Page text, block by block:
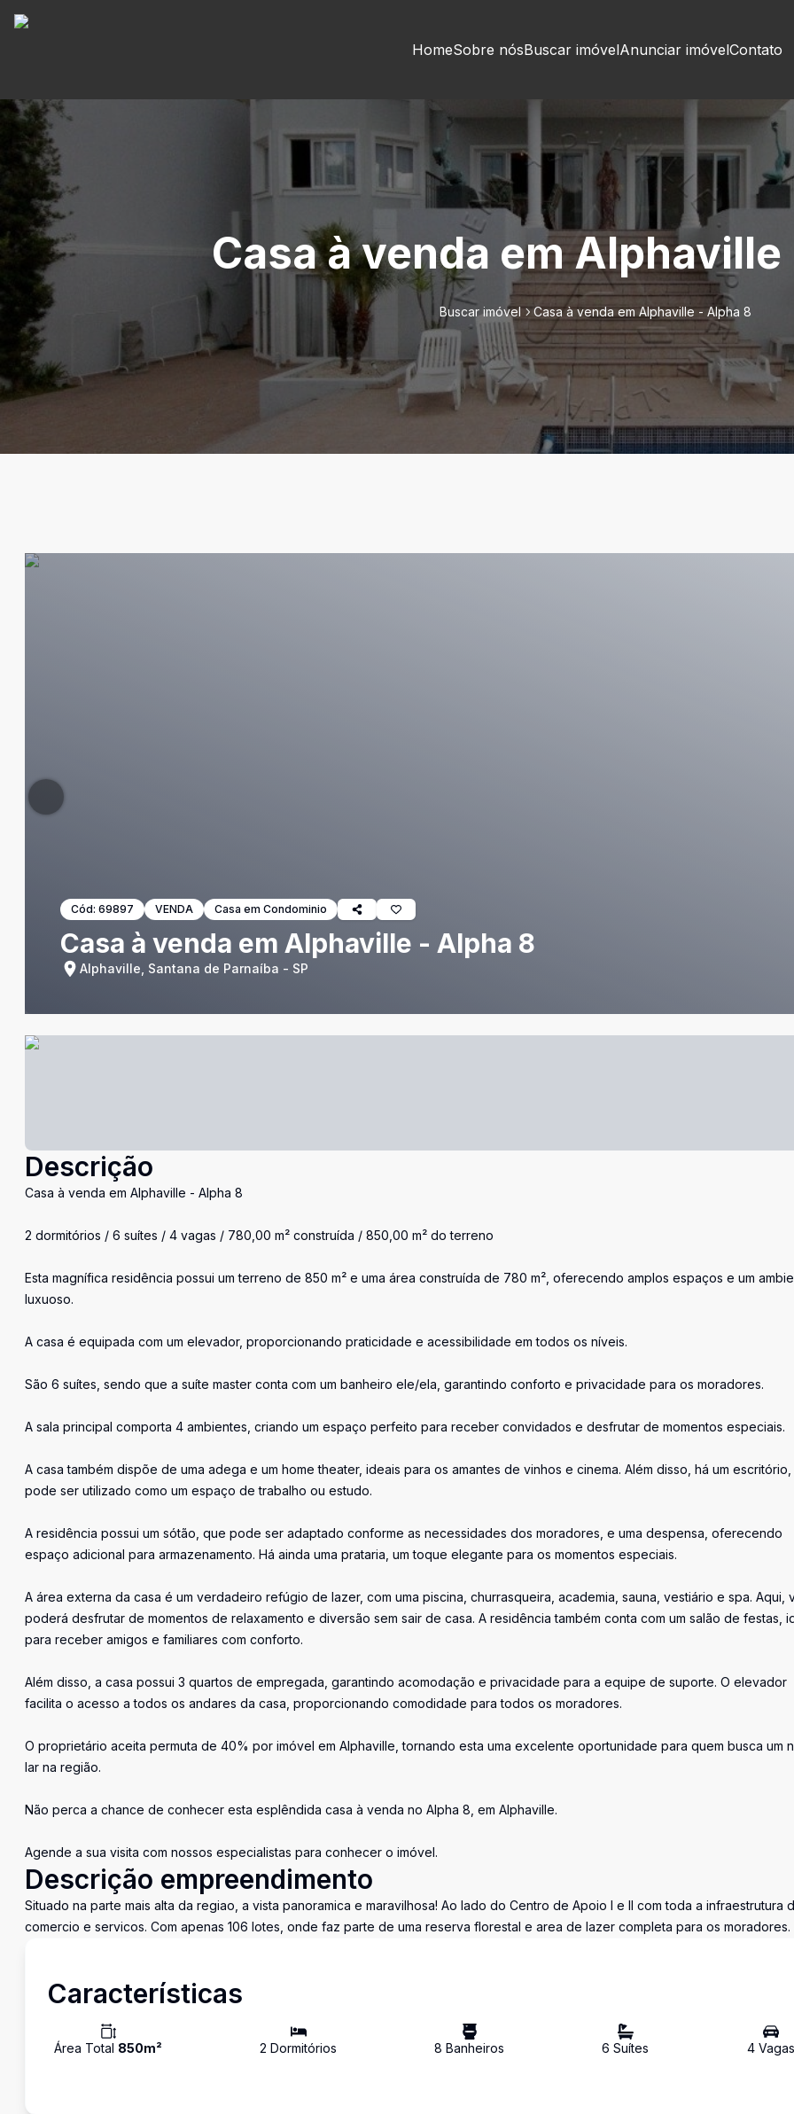
HomeSobre nósBuscar imóvelAnunciar imóvelContato
Casa à venda em
Buscar imóvel Casa à venda em Alphaville - Alpha 8
Cód: 69897 VENDA Casa em Condominio
Casa à venda em Alphaville - Alpha 8
Alphaville, Santana de Parnaíba - SP
Descrição
Casa à venda em Alphaville - Alpha 8
2 dormitórios / 6 suítes / 4 vagas / 780,00 m² construída / 850,00 m² do terreno
Esta magnífica residência possui um terreno de 850 m² e uma área construída de 780 m², oferecendo amplos espaços e um
luxuoso.
A casa é equipada com um elevador, proporcionando praticidade e acessibilidade em todos os níveis.
São 6 suítes, sendo que a suíte master conta com um banheiro ele/ela, garantindo conforto e privacidade para os moradores.
A sala principal comporta 4 ambientes, criando um espaço perfeito para receber convidados e desfrutar de momentos especiais.
A casa também dispõe de uma adega e um home theater, ideais para os amantes de vinhos e cinema. Além disso, há um
pode ser utilizado como um espaço de trabalho ou estudo.
A residência possui um sótão, que pode ser adaptado conforme as necessidades dos moradores, e uma despensa, oferecendo
espaço adicional para armazenamento. Há ainda uma prataria, um toque elegante para os momentos especiais.
A área externa da casa é um verdadeiro refúgio de lazer, com uma piscina, churrasqueira, academia, sauna, vestiário e spa. Aqui,
poderá desfrutar de momentos de relaxamento e diversão sem sair de casa. A residência também conta com um salão de festas,
para receber amigos e familiares com conforto.
Além disso, a casa possui 3 quartos de empregada, garantindo acomodação e privacidade para a equipe de suporte. O elevador
facilita o acesso a todos os andares da casa, proporcionando comodidade para todos os moradores.
O proprietário aceita permuta de 40% por imóvel em Alphaville, tornando esta uma excelente oportunidade para quem busca um
lar na região.
Não perca a chance de conhecer esta esplêndida casa à venda no Alpha 8, em Alphaville.
Agende a sua visita com nossos especialistas para conhecer o imóvel.
Descrição empreendimento
Situado na parte mais alta da regiao, a vista panoramica e maravilhosa! Ao lado do Centro de Apoio I e II com toda a infraestrutura
comercio e servicos. Com apenas 106 lotes, onde faz parte de uma reserva florestal e area de lazer completa para os moradores.
Características
Área Total 850m² 2 Dormitórios 8 Banheiros 6 Suítes 4Vagas